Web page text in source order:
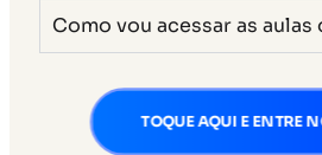
Como vou acessar as aulas
TOQUE AQUI E ENTRE